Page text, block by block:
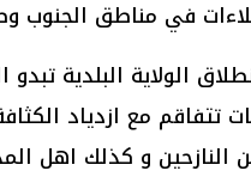
في مناطق
الولاية البلدية
تتفاقم مع ازدياد
النازحين و كذلك اهل